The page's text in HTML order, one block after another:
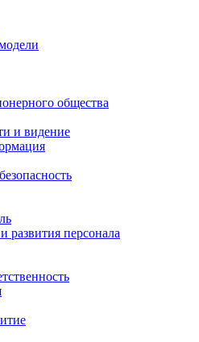
общества
и видение
развития персонала